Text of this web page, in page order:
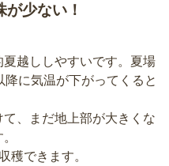
少ない！
越ししやすいです。夏場
に気温が下がってくると
、まだ地上部が大きくな
穫できます。